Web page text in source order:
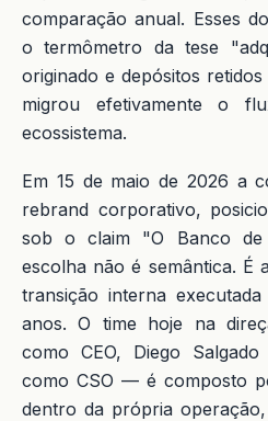
comparação anual. Esses
o termômetro da tese
originado e depósitos
migrou efetivamente o
ecossistema.
Em 15 de maio de 2026 a
rebrand corporativo,
sob o claim "O Banco de
escolha não é semântica. É
transição interna
anos. O time hoje na
como CEO, Diego
como CSO — é composto
dentro da própria